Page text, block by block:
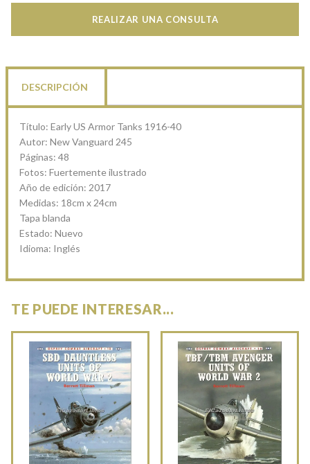
REALIZAR UNA CONSULTA
DESCRIPCIÓN
Título: Early US Armor Tanks 1916-40
Autor: New Vanguard 245
Páginas: 48
Fotos: Fuertemente ilustrado
Año de edición: 2017
Medidas: 18cm x 24cm
Tapa blanda
Estado: Nuevo
Idioma: Inglés
TE PUEDE INTERESAR...